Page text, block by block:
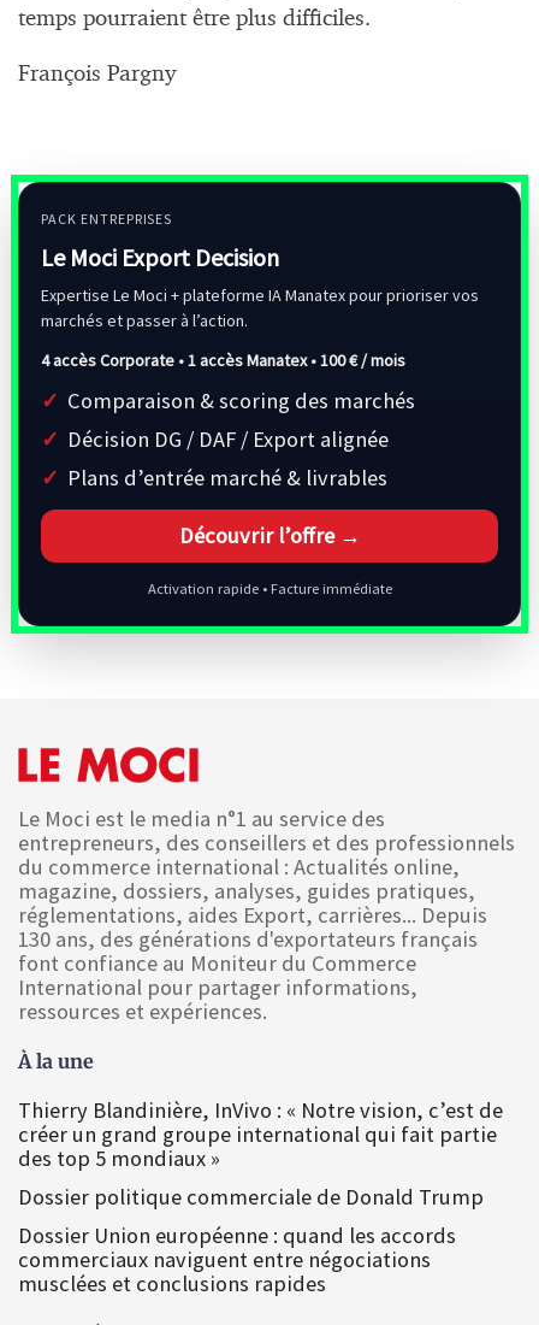
temps pourraient être plus difficiles.
François Pargny
PACK ENTREPRISES
Le Moci Export Decision
Expertise Le Moci + plateforme IA Manatex pour prioriser vos
marchés et passer à l’action.
4 accès Corporate • 1 accès Manatex •100 € / mois
Comparaison & scoring des marchés
Décision DG / DAF / Export alignée
Plans d’entrée marché & livrables
Découvrir l’offre →
Activation rapide • Facture immédiate
Le Moci est le media n°1 au service des
entrepreneurs, des conseillers et des professionnels
du commerce international : Actualités online,
magazine, dossiers, analyses, guides pratiques,
réglementations, aides Export, carrières... Depuis
130 ans, des générations d'exportateurs français
font confiance au Moniteur du Commerce
International pour partager informations,
ressources et expériences.
À la une
Thierry Blandinière, InVivo : « Notre vision, c’est de
créer un grand groupe international qui fait partie
des top 5 mondiaux »
Dossier politique commerciale de Donald Trump
Dossier Union européenne : quand les accords
commerciaux naviguent entre négociations
musclées et conclusions rapides